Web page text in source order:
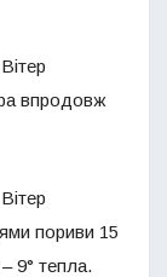
впродовж
пориви 15
9° тепла.